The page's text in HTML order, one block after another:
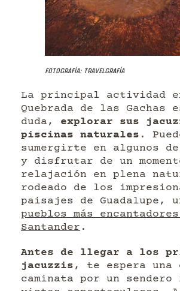
Fotografía: Travelgrafía
La principal actividad
Quebrada de las Gachas
duda, explorar sus
piscinas naturales .
sumergirte en algunos
y disfrutar de un
relajación en plena
rodeado de los
paisajes de Guadalupe,
pueblos más
Santander .
Antes de llegar a los
jacuzzis , te espera una
caminata por un sendero